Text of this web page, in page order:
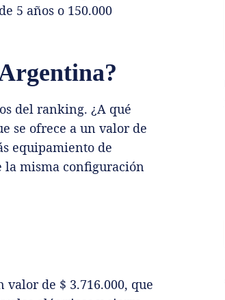
5 años o 150.000
del ranking. ¿A qué
se ofrece a un valor de
equipamiento de
la misma configuración
valor de $ 3.716.000, que